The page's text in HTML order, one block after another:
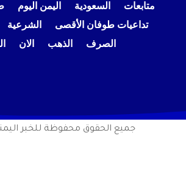
متابعات
السعودية اليمن اليوم
تداعيات طوفان الأقصى
الشرعية
الصرف
الذهب الان
جميع الحقوق محفوظة للخبر اليمني